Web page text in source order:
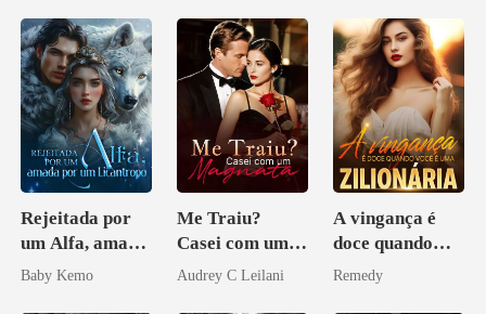
Rejeitada por
um Alfa, amada
por um
Baby Kemo
Me Traiu?
Casei com um
Magnata
Audrey C Leilani
A vingança é
doce quando
você é uma
Remedy